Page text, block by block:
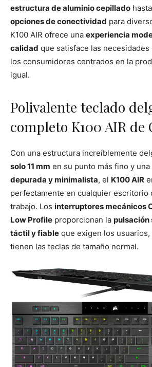
estructura de aluminio cepillado
opciones de conectividad para
K100 AIR ofrece una experiencia
calidad que satisface las
los consumidores centrados en la
igual.
Polivalente teclado
completo K100 AIR de
Con una estructura increíblemente
solo 11 mm en su punto más fino y una
depurada y minimalista, el K100 AIR
perfectamente en cualquier escritorio
trabajo. Los interruptores mecánicos
Low Profile proporcionan la
táctil y fiable que exigen los
tienen las teclas de tamaño normal.